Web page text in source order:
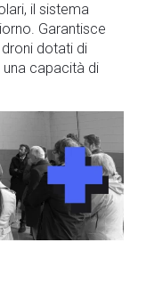
il sistema
Garantisce
dotati di
una capacità di